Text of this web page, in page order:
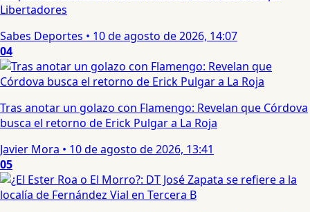
Libertadores
Sabes Deportes • 10 de agosto de 2026, 14:07
04
Tras anotar un golazo con Flamengo: Revelan que Córdova
busca el retorno de Erick Pulgar a La Roja
Javier Mora • 10 de agosto de 2026, 13:41
05